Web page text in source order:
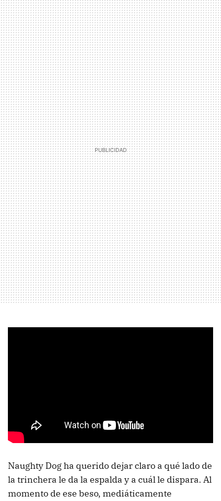
Naughty Dog ha querido dejar claro a qué lado de
la trinchera le da la espalda y a cuál le dispara. Al
momento de ese beso, mediáticamente